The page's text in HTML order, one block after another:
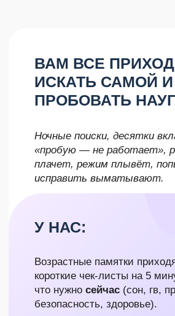
Вы чувствуете опору и
поддержку каждый день,
а значит, меньше паники
Колики, регресс сна, боль при ГВ —
ждёте, что «перерастёт», а
становится только хуже, одна проблема
сменяется другой, а сил уже нет.